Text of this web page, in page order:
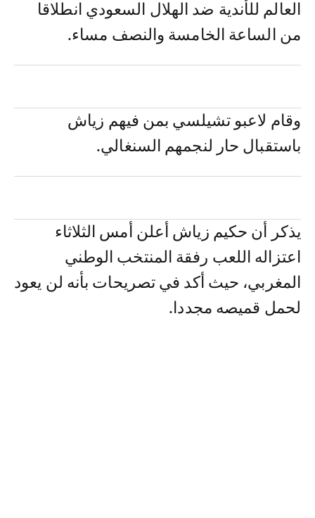
العالم للأندية ضد الهلال السعودي انطلاقا
من الساعة الخامسة والنصف مساء.
وقام لاعبو تشيلسي بمن فيهم زياش
باستقبال حار لنجمهم السنغالي.
يذكر أن حكيم زياش أعلن أمس الثلاثاء
اعتزاله اللعب رفقة المنتخب الوطني
المغربي، حيث أكد في تصريحات بأنه لن يعود
لحمل قميصه مجددا.